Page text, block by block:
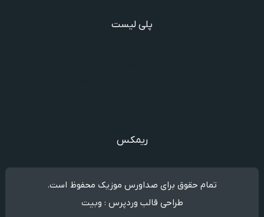
پلی لیست
ریمکس
تمام حقوق برای صداورس موزیک محفوظ است.
طراحی قالب وردپرس : وبیت